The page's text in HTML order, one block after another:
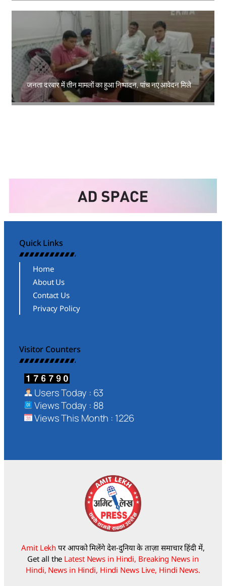
जनता दरबार में तीन मामलों का हुआ निष्पादन, पांच नए आवेदन मिले
Amit Lekh
Quick Links
Home
About Us
Contact Us
Privacy Policy
Visitor Counters
Users Today : 63
Views Today : 88
Views This Month : 1226
Amit Lekh पर आपको मिलेंगे देश-दुनिया के ताज़ा समाचार हिंदी में,
Get all the Latest News in Hindi, Breaking News in
Hindi, News in Hindi, Hindi News Live, Hindi News.